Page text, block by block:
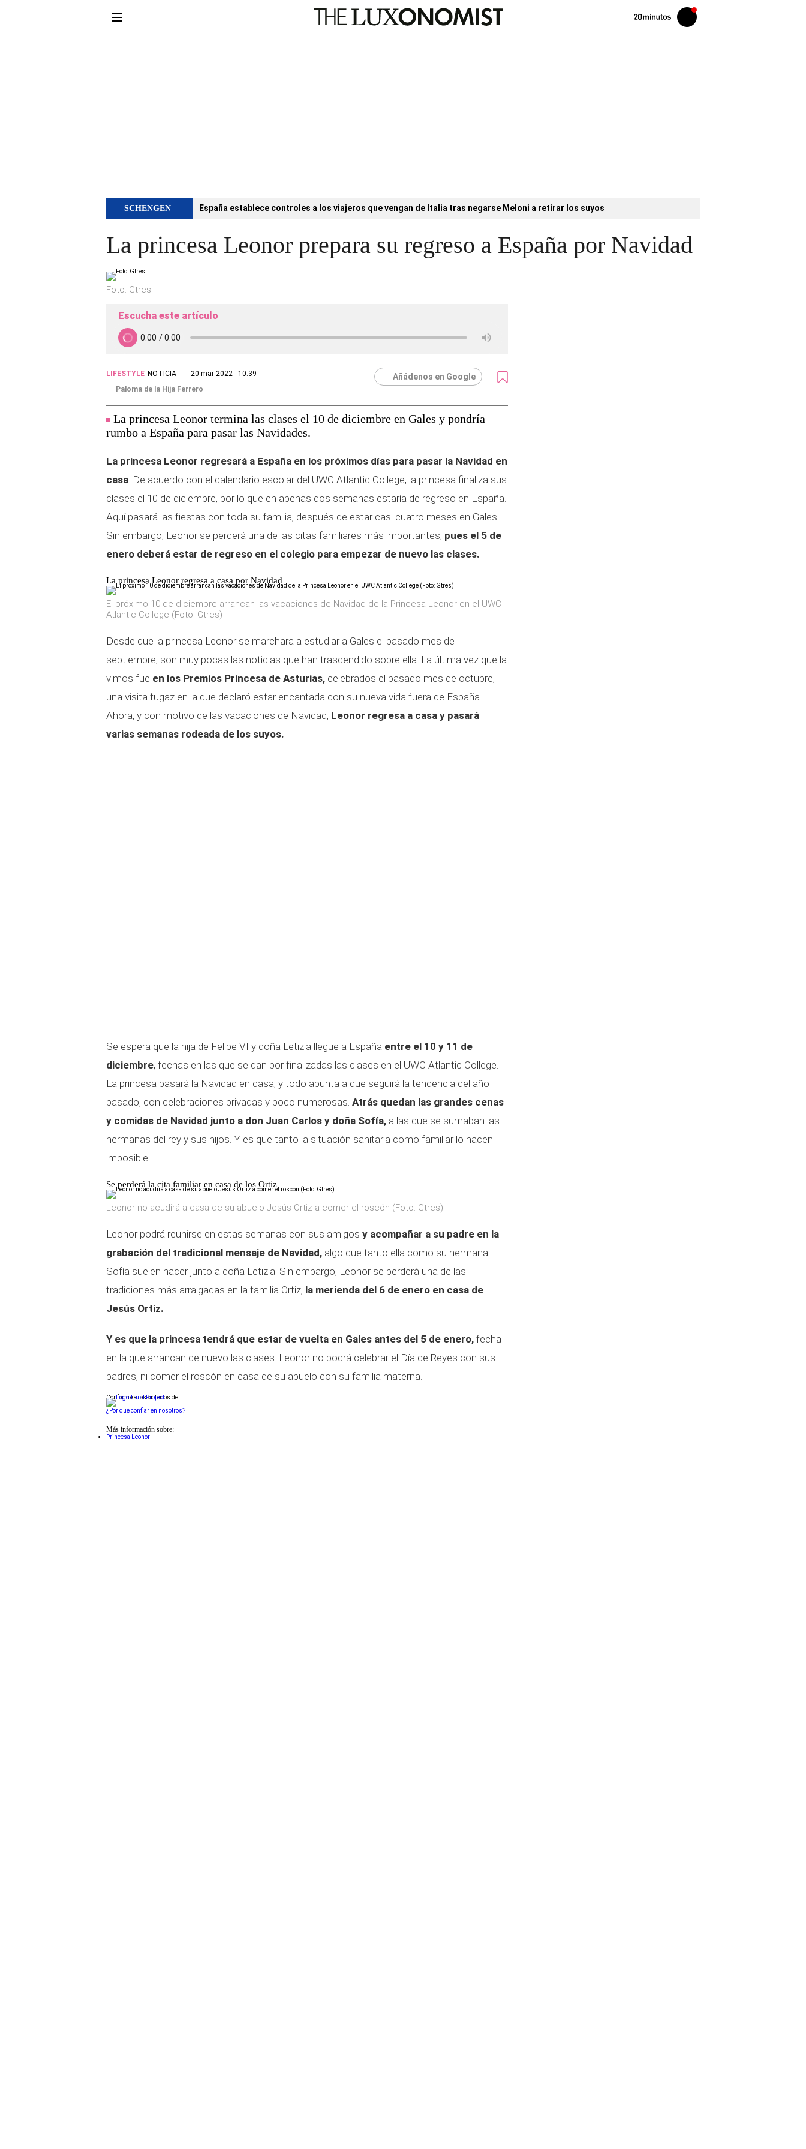
Volver
Iniciar
sesión
SCHENGEN España establece controles a los viajeros que vengan de Italia tras negarse Meloni a retirar los suyos
La princesa Leonor prepara su regreso a España por Navidad
Foto: Gtres.
Escucha este artículo
LIFESTYLE NOTICIA
20 mar 2022 - 10:39
Paloma de la Hija Ferrero
Añádenos en Google
La princesa Leonor termina las clases el 10 de diciembre en Gales y pondría
rumbo a España para pasar las Navidades.
La princesa Leonor regresará a España en los próximos días para pasar la Navidad en
casa. De acuerdo con el calendario escolar del UWC Atlantic College, la princesa finaliza sus
clases el 10 de diciembre, por lo que en apenas dos semanas estaría de regreso en España.
Aquí pasará las fiestas con toda su familia, después de estar casi cuatro meses en Gales.
Sin embargo, Leonor se perderá una de las citas familiares más importantes, pues el 5 de
enero deberá estar de regreso en el colegio para empezar de nuevo las clases.
La princesa Leonor regresa a casa por Navidad
El próximo 10 de diciembre arrancan las vacaciones de Navidad de la Princesa Leonor en el UWC
Atlantic College (Foto: Gtres)
Desde que la princesa Leonor se marchara a estudiar a Gales el pasado mes de
septiembre, son muy pocas las noticias que han trascendido sobre ella. La última vez que la
vimos fue en los Premios Princesa de Asturias, celebrados el pasado mes de octubre,
una visita fugaz en la que declaró estar encantada con su nueva vida fuera de España.
Ahora, y con motivo de las vacaciones de Navidad, Leonor regresa a casa y pasará
varias semanas rodeada de los suyos.
Se espera que la hija de Felipe VI y doña Letizia llegue a España entre el 10 y 11 de
diciembre, fechas en las que se dan por finalizadas las clases en el UWC Atlantic College.
La princesa pasará la Navidad en casa, y todo apunta a que seguirá la tendencia del año
pasado, con celebraciones privadas y poco numerosas. Atrás quedan las grandes cenas
y comidas de Navidad junto a don Juan Carlos y doña Sofía, a las que se sumaban las
hermanas del rey y sus hijos. Y es que tanto la situación sanitaria como familiar lo hacen
imposible.
Se perderá la cita familiar en casa de los Ortiz
Leonor no acudirá a casa de su abuelo Jesús Ortiz a comer el roscón (Foto: Gtres)
Leonor podrá reunirse en estas semanas con sus amigos y acompañar a su padre en la
grabación del tradicional mensaje de Navidad, algo que tanto ella como su hermana
Sofía suelen hacer junto a doña Letizia. Sin embargo, Leonor se perderá una de las
tradiciones más arraigadas en la familia Ortiz, la merienda del 6 de enero en casa de
Jesús Ortiz.
Y es que la princesa tendrá que estar de vuelta en Gales antes del 5 de enero, fecha
en la que arrancan de nuevo las clases. Leonor no podrá celebrar el Día de Reyes con sus
padres, ni comer el roscón en casa de su abuelo con su familia materna.
Conforme a los criterios de
¿Por qué confiar en nosotros?
Más información sobre:
Princesa Leonor